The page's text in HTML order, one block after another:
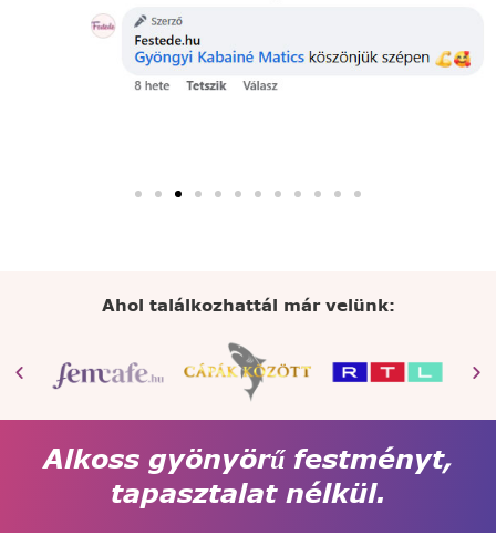
Ahol találkozhattál már velünk:
Alkoss gyönyörű festményt,
tapasztalat nélkül.